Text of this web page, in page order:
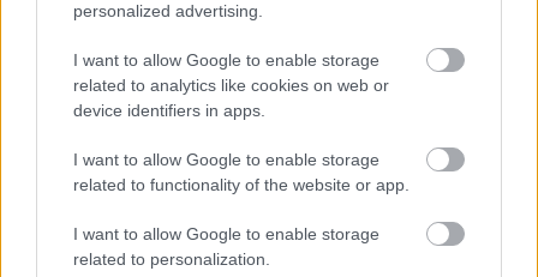
personalized advertising.
I want to allow Google to enable storage
related to analytics like cookies on web or
device identifiers in apps.
I want to allow Google to enable storage
related to functionality of the website or app.
I want to allow Google to enable storage
related to personalization.
EZEK IS ÉRDEKELHETNEK